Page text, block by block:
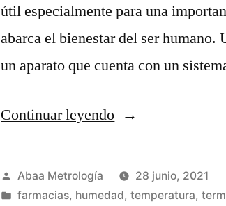
útil especialmente para una
abarca el bienestar del ser
un aparato que cuenta con un
Continuar leyendo“¿Qué
un
termohigrómetro
Publicado
por
Abaa Metrología
28 junio, 2021
Publicada
farmacias, humedad,temperatura,